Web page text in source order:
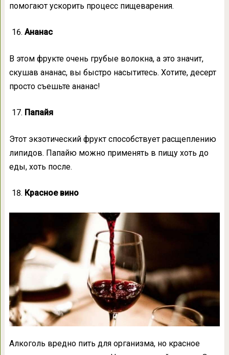
помогают ускорить процесс пищеварения.
Ананас
В этом фрукте очень грубые волокна, а это значит,
скушав ананас, вы быстро насытитесь. Хотите, десерт
просто съешьте ананас!
Папайя
Этот экзотический фрукт способствует расщеплению
липидов. Папайю можно применять в пищу хоть до
еды, хоть после.
Красное вино
Алкоголь вредно пить для организма, но красное